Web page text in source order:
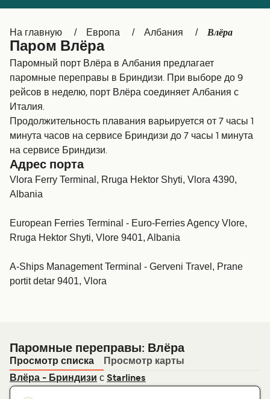
Ελλάδα Belgique (FR)
Polska Deutschland
Schweiz (DE) Norge
Україна
المغرب Maroc (FR)
На главную Европа Албания Влёра
Паром Влёра
Паромный порт Влёра в Албания предлагает
паромные переправы в Бриндизи. При выборе до 9
рейсов в неделю, порт Влёра соединяет Албания с
Италия.
Продолжительность плавания варьируется от 7 часы 1
минута часов на сервисе Бриндизи до 7 часы 1 минута
на сервисе Бриндизи.
Адрес порта
Vlora Ferry Terminal, Rruga Hektor Shyti, Vlora 4390,
Albania
European Ferries Terminal - Euro-Ferries Agency Vlore,
Rruga Hektor Shyti, Vlore 9401, Albania
A-Ships Management Terminal - Gerveni Travel, Prane
portit detar 9401, Vlora
Паромные переправы: Влёра
Просмотр списка
Просмотр карты
Влёра - Бриндизи с Starlines